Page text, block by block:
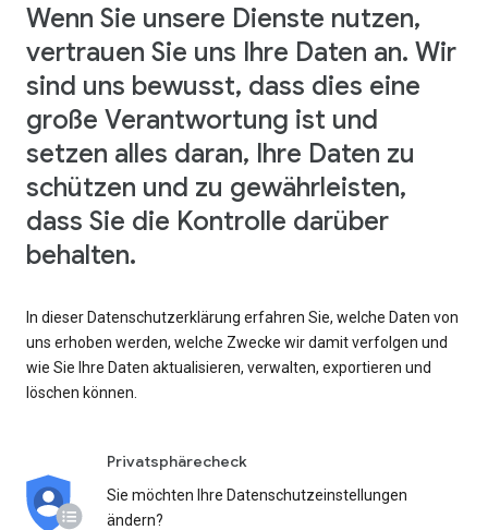
Wenn Sie unsere Dienste nutzen,
vertrauen Sie uns Ihre Daten an. Wir
sind uns bewusst, dass dies eine
große Verantwortung ist und
setzen alles daran, Ihre Daten zu
schützen und zu gewährleisten,
dass Sie die Kontrolle darüber
behalten.
In dieser Datenschutzerklärung erfahren Sie, welche Daten von
uns erhoben werden, welche Zwecke wir damit verfolgen und
wie Sie Ihre Daten aktualisieren, verwalten, exportieren und
löschen können.
Privatsphärecheck
Sie möchten Ihre Datenschutzeinstellungen
ändern?